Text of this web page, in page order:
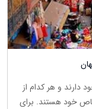
دارند و هر کدام از
خود هستند. برای